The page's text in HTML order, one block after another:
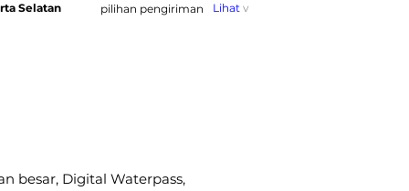
Lihat v
Selatan pilihan pengiriman
besar, Digital Waterpass,